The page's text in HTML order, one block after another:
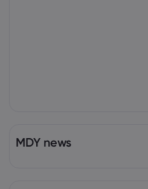
MDY news